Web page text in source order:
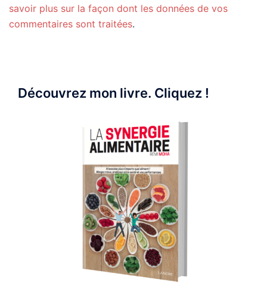
savoir plus sur la façon dont les données de vos
commentaires sont traitées.
Découvrez mon livre. Cliquez !